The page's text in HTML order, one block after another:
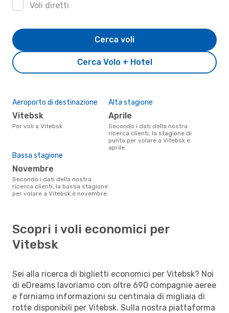
Voli diretti
Cerca Volo + Hotel
Cerca voli
Aeroporto di destinazione
Vitebsk
Per voli a Vitebsk
Alta stagione
aprile
Secondo i dati della nostra
ricerca clienti, la stagione di
punta per volare a Vitebsk è
aprile.
Bassa stagione
novembre
Secondo i dati della nostra
ricerca clienti, la bassa stagione
per volare a Vitebsk è novembre.
Scopri i voli economici per
Vitebsk
Sei alla ricerca di biglietti economici per Vitebsk? Noi
di eDreams lavoriamo con oltre 690 compagnie aeree
e forniamo informazioni su centinaia di migliaia di
rotte disponibili per Vitebsk. Sulla nostra piattaforma